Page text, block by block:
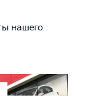
нашего